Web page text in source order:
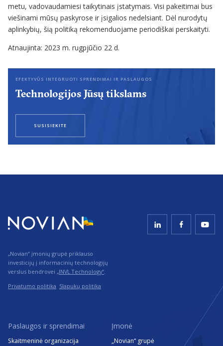
metu, vadovaudamiesi taikytinais įstatymais. Visi pakeitimai bus
viešinami mūsų paskyrose ir įsigalios nedelsiant. Dėl nurodytų
aplinkybių, šią politiką rekomenduojame periodiškai perskaityti.
Atnaujinta: 2023 m. rugpjūčio 22 d.
EFEKTYVŪS INTEGRUOTI SPRENDIMAI IR PASLAUGOS
Technologijos Jūsų tikslams
SUSISIEKITE
„Novian“ įmonių grupė priklauso
investicijų į informacinių technologijų
verslus bendrovei „INVL Technology“.
Privatumo politika Slapukų politika
Paslaugos ir sprendimai
Skaitmeninė organizacija
Įmonė
„Novian“ grupė